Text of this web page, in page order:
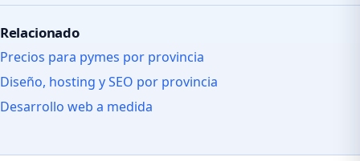
Relacionado
Precios para pymes por provincia
Diseño, hosting y SEO por provincia
Desarrollo web a medida